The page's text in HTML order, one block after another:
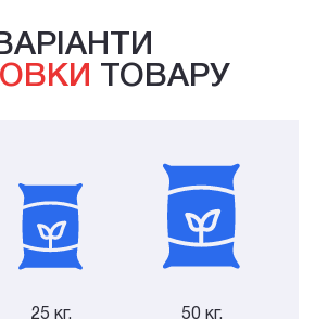
ТОВАРУ
25 кг. 50 кг.